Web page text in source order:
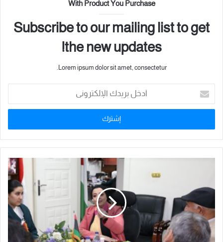
With Product You Purchase
Subscribe to our mailing list to get
the new updates!
Lorem ipsum dolor sit amet, consectetur.
خ
ب
ر
ك